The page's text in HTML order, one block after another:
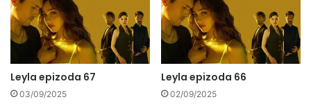
Leyla epizoda 67
03/09/2025
Leyla epizoda 66
02/09/2025